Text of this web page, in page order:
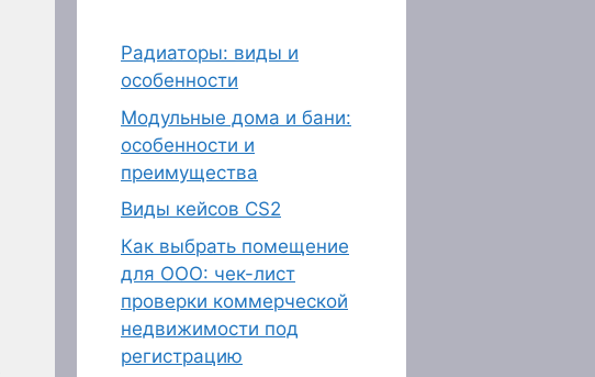
Радиаторы: виды и
особенности
Модульные дома и бани:
особенности и
преимущества
Виды кейсов CS2
Как выбрать помещение
для ООО: чек-лист
проверки коммерческой
недвижимости под
регистрацию